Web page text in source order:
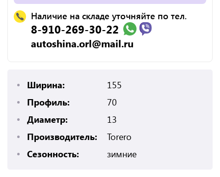
Наличие на складе уточняйте по тел.
8-910-269-30-22
autoshina.orl@mail.ru
Ширина:
155
Профиль:
70
Диаметр:
13
Производитель:
Torero
Сезонность:
зимние